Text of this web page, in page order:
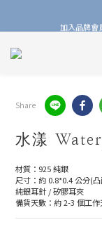
線上線
Share
水漾
材質：925 純銀
尺寸：約 0.8*0.4 公分(
純銀耳針 / 矽膠耳夾
備貨天數：約 2-3 個工作